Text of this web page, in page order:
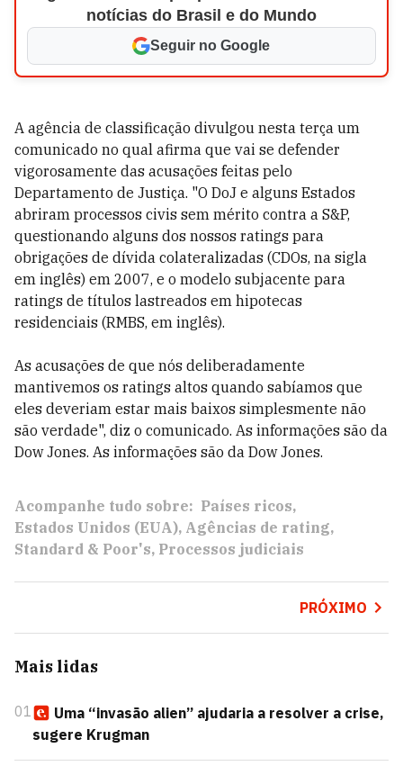
notícias do Brasil e do Mundo
Seguir no Google
A agência de classificação divulgou nesta terça um
comunicado no qual afirma que vai se defender
vigorosamente das acusações feitas pelo
Departamento de Justiça. "O DoJ e alguns Estados
abriram processos civis sem mérito contra a S&P,
questionando alguns dos nossos ratings para
obrigações de dívida colateralizadas (CDOs, na sigla
em inglês) em 2007, e o modelo subjacente para
ratings de títulos lastreados em hipotecas
residenciais (RMBS, em inglês).
As acusações de que nós deliberadamente
mantivemos os ratings altos quando sabíamos que
eles deveriam estar mais baixos simplesmente não
são verdade", diz o comunicado. As informações são da
Dow Jones. As informações são da Dow Jones.
Acompanhe tudo sobre: Países ricos
Estados Unidos (EUA) Agências de rating
Standard & Poor's Processos judiciais
PRÓXIMO
Mais lidas
01
Uma “invasão alien” ajudaria a resolver a crise,
sugere Krugman